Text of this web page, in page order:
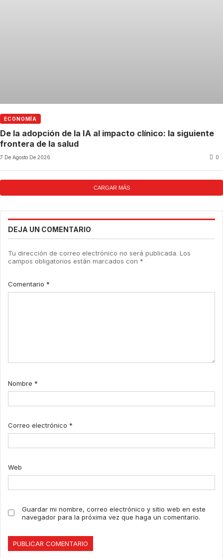
ECONOMÍA
De la adopción de la IA al impacto clínico: la siguiente
frontera de la salud
7 De Agosto De 2026 0
CARGAR MÁS
DEJA UN COMENTARIO
Tu dirección de correo electrónico no será publicada. Los
campos obligatorios están marcados con *
Comentario *
Nombre *
Correo electrónico *
Web
Guardar mi nombre, correo electrónico y sitio web en este
navegador para la próxima vez que haga un comentario.